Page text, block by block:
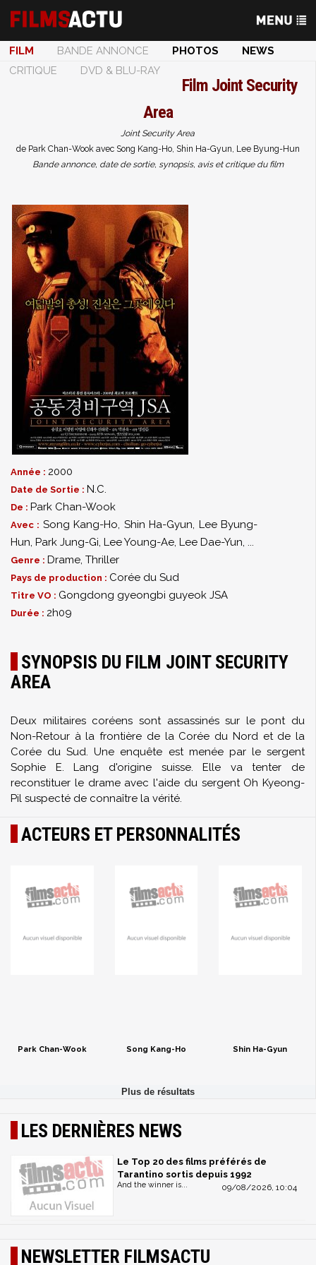
FILM BANDE ANNONCE PHOTOS
NEWS
CRITIQUE
DVD & BLU-RAY
Film Joint Security
Area
Joint Security Area
de Park Chan-Wook avec Song Kang-Ho, Shin Ha-Gyun, Lee Byung-Hun
Bande annonce, date de sortie, synopsis, avis et critique du film
Année : 2000
Date de Sortie : N.C.
De : Park Chan-Wook
Avec : Song Kang-Ho, Shin Ha-Gyun, Lee Byung-
Hun, Park Jung-Gi, Lee Young-Ae, Lee Dae-Yun, ...
Genre : Drame, Thriller
Pays de production : Corée du Sud
Titre VO : Gongdong gyeongbi guyeok JSA
Durée : 2h09
SYNOPSIS DU FILM JOINT SECURITY
AREA
Deux militaires coréens sont assassinés sur le pont du
Non-Retour à la frontière de la Corée du Nord et de la
Corée du Sud. Une enquête est menée par le sergent
Sophie E. Lang d'origine suisse. Elle va tenter de
reconstituer le drame avec l'aide du sergent Oh Kyeong-
Pil suspecté de connaître la vérité.
ACTEURS ET PERSONNALITÉS
Park Chan-Wook Song Kang-Ho Shin Ha-Gyun
LES DERNIÈRES NEWS
Le Top 20 des films préférés de
Tarantino sortis depuis 1992
09/08/2026, 10:04
And the winner is...
NEWSLETTER FILMSACTU